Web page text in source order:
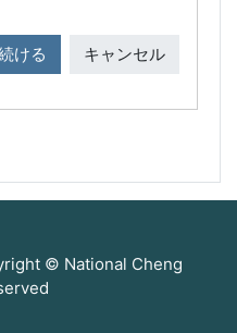
ける キャンセル
© National Cheng